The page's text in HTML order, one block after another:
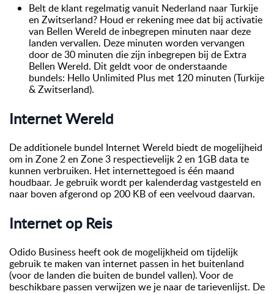
Belt de klant regelmatig vanuit Nederland naar Turkije
en Zwitserland? Houd er rekening mee dat bij activatie
van Bellen Wereld de inbegrepen minuten naar deze
landen vervallen. Deze minuten worden vervangen
door de 30 minuten die zijn inbegrepen bij de Extra
Bellen Wereld. Dit geldt voor de onderstaande
bundels: Hello Unlimited Plus met 120 minuten (Turkije
& Zwitserland).
Internet Wereld
De additionele bundel Internet Wereld biedt de mogelijheid
om in Zone 2 en Zone 3 respectievelijk 2 en 1GB data te
kunnen verbruiken. Het internettegoed is één maand
houdbaar. Je gebruik wordt per kalenderdag vastgesteld en
naar boven afgerond op 200 KB of een veelvoud daarvan.
Internet op Reis
Odido Business heeft ook de mogelijkheid om tijdelijk
gebruik te maken van internet passen in het buitenland
(voor de landen die buiten de bundel vallen). Voor de
beschikbare passen verwijzen we je naar de tarievenlijst. De